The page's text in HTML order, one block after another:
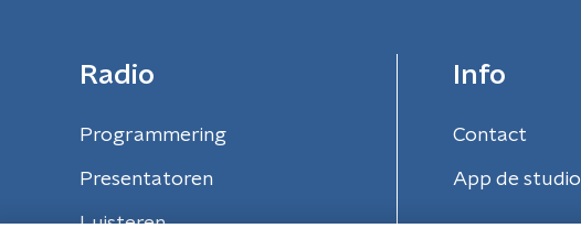
Radio
Programmering
Presentatoren
Luisteren
Info
Contact
App de studio